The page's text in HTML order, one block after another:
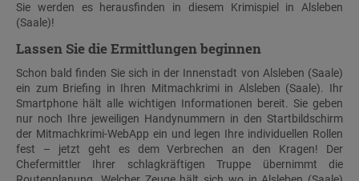
Sie werden es herausfinden in diesem Krimispiel in Alsleben
(Saale)!
Lassen Sie die Ermittlungen beginnen
Schon bald finden Sie sich in der Innenstadt von Alsleben (Saale)
ein zum Briefing in Ihren Mitmachkrimi in Alsleben (Saale). Ihr
Smartphone hält alle wichtigen Informationen bereit. Sie geben
nur noch Ihre jeweiligen Handynummern in den Startbildschirm
der Mitmachkrimi-WebApp ein und legen Ihre individuellen Rollen
fest – jetzt geht es dem Verbrechen an den Kragen! Der
Chefermittler Ihrer schlagkräftigen Truppe übernimmt die